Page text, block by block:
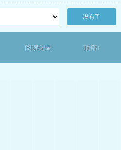
没有了
阅读记录 顶部↑